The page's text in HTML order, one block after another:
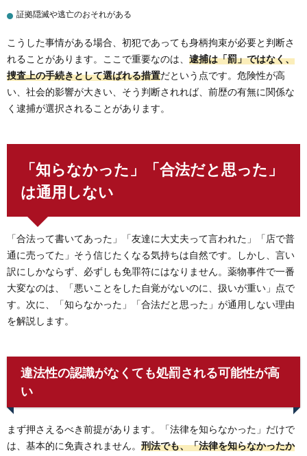
証拠隠滅や逃亡のおそれがある
こうした事情がある場合、初犯であっても身柄拘束が必要と判断さ
れることがあります。ここで重要なのは、 逮捕は「罰」ではなく、
捜査上の手続きとして選ばれる措置だという点です。危険性が高
い、社会的影響が大きい、そう判断されれば、前歴の有無に関係な
く逮捕が選択されることがあります。
「知らなかった」「合法だと思った」
は通用しない
「合法って書いてあった」「友達に大丈夫って言われた」「店で普
通に売ってた」そう信じたくなる気持ちは自然です。しかし、言い
訳にしかならず、必ずしも免罪符にはなりません。薬物事件で一番
大変なのは、「悪いことをした自覚がないのに、扱いが重い」点で
す。次に、「知らなかった」「合法だと思った」が通用しない理由
を解説します。
違法性の認識がなくても処罰される可能性が高
い
まず押さえるべき前提があります。「法律を知らなかった」だけで
は、基本的に免責されません。 刑法でも、「法律を知らなかったか